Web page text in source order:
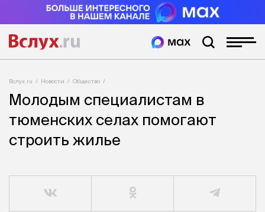
Вслух.ru Новости Общество
Молодым специалистам в
тюменских селах помогают
строить жилье